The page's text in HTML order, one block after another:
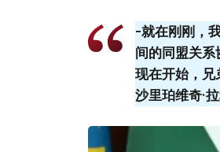
-就在刚刚，
间的同盟关
现在开始，兄
沙里珀维奇·